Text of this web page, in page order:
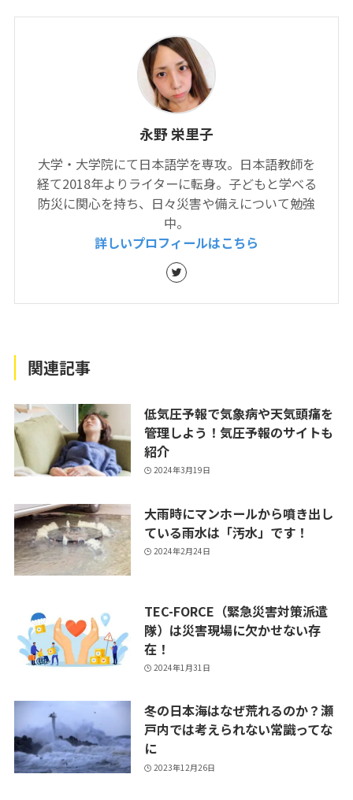
永野 栄里子
大学・大学院にて日本語学を専攻。日本語教師を
経て2018年よりライターに転身。子どもと学べる
防災に関心を持ち、日々災害や備えについて勉強
中。
詳しいプロフィールはこちら
関連記事
低気圧予報で気象病や天気頭痛を
管理しよう！気圧予報のサイトも
紹介
2024年3月19日
大雨時にマンホールから噴き出し
ている雨水は「汚水」です！
2024年2月24日
TEC-FORCE（緊急災害対策派遣
隊）は災害現場に欠かせない存
在！
2024年1月31日
冬の日本海はなぜ荒れるのか？瀬
戸内では考えられない常識ってな
に
2023年12月26日